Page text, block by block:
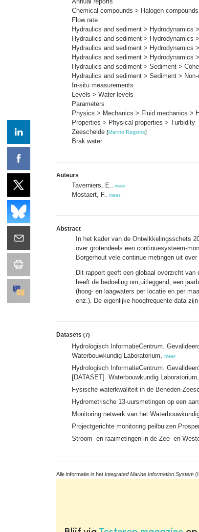
Chemical compounds > Halogen
Flow rate
Hydraulics and sediment > Hydrodynamics
Hydraulics and sediment > Hydrodynamics
Hydraulics and sediment > Hydrodynamics
Hydraulics and sediment > Hydrodynamics
Hydraulics and sediment > Sediment >
Hydraulics and sediment > Sediment >
In-situ measurements
Levels > Water levels
Parameters
Physics > Mechanics > Fluid mechanics >
Properties > Physical properties > Turbidity
Zeeschelde [Marine Regions]
Brak water
Auteurs
Taverniers, E. meer
Mostaert, F. meer
Abstract
In het kader van de Ontwikkelingsschets
over grotendeels een continuesysteem-
Borgerhout vele continue metingen uit
Dit rapport geeft een globaal overzicht
heeft de bedoeling om,uitleggend, een
(hoog- en laagwaters per locatie en per
enz.). De eigenlijke hoogfrequente data
Datasets (7)
Hydrologisch InformatieCentrum.
Waterbouwkundig Laboratorium,
meer
Hydrologisch InformatieCentrum.
[DATASET]. Waterbouwkundig Laboratorium,
Fysische waterkwaliteit in de Beneden-
Hydrometrische 13-uursmetingen op een
Monitoring netwerk van het
Projectgerichte monitoring peilbuizen
Stroom- en raaimetingen in de Zee- en
Alle informatie in het Integrated Marine Information System